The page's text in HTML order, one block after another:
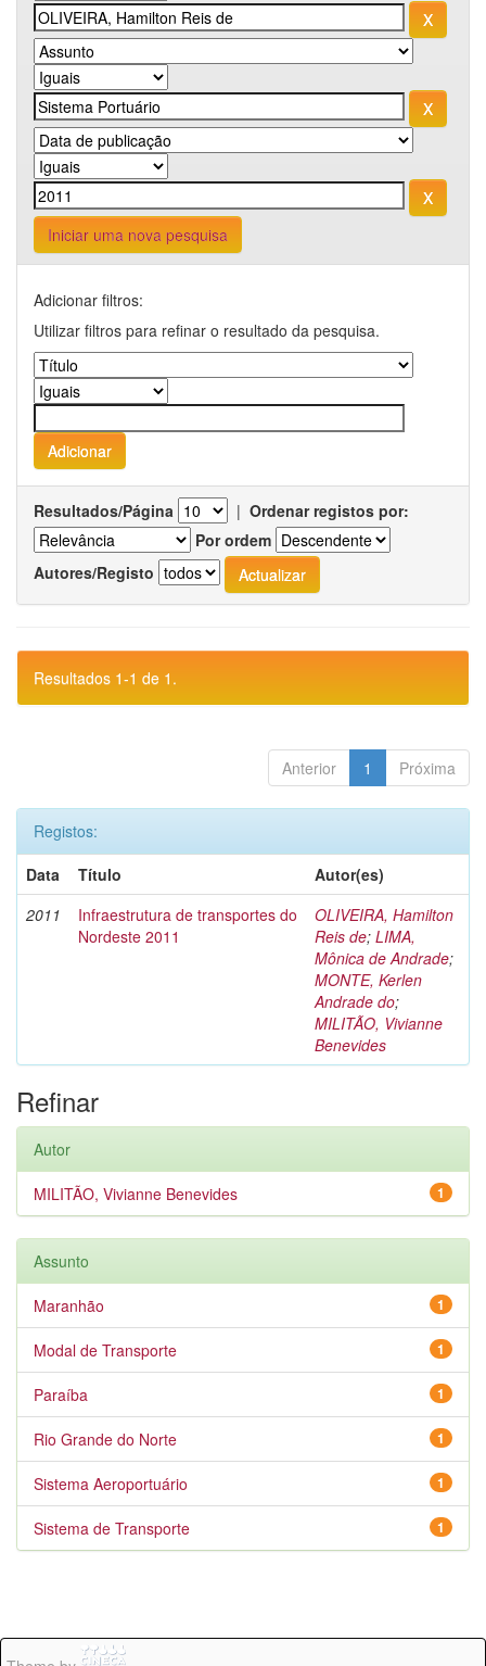
Iniciar uma nova pesquisa
Adicionar filtros:
Utilizar filtros para refinar o resultado da pesquisa.
Resultados/Página | Ordenar registos por:
Por ordem
Autores/Registo
Resultados 1-1 de 1.
Anterior 1 Próxima
Registos:
Data
Título
Autor(es)
2011
Infraestrutura de transportes do
Nordeste 2011
OLIVEIRA, Hamilton
Reis de; LIMA,
Mônica de Andrade;
MONTE, Kerlen
Andrade do;
MILITÃO, Vivianne
Benevides
Refinar
Autor
1
MILITÃO, Vivianne Benevides
Assunto
1
Maranhão
1
Modal de Transporte
1
Paraíba
1
Rio Grande do Norte
1
Sistema Aeroportuário
1
Sistema de Transporte